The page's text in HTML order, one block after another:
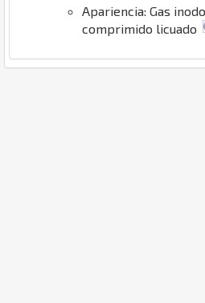
Apariencia: Gas
comprimido licuado